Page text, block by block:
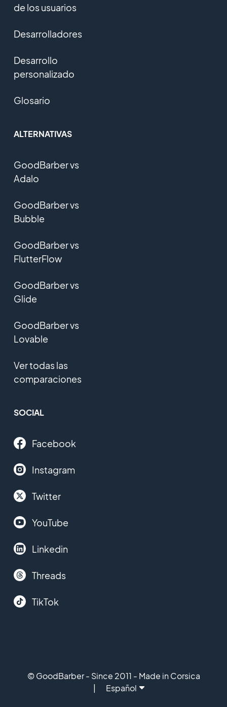
de los usuarios
Desarrolladores
Desarrollo
personalizado
Glosario
ALTERNATIVAS
GoodBarber vs
Adalo
GoodBarber vs
Bubble
GoodBarber vs
FlutterFlow
GoodBarber vs
Glide
GoodBarber vs
Lovable
Ver todas las
comparaciones
SOCIAL
Facebook
Instagram
Twitter
YouTube
Linkedin
Threads
TikTok
© GoodBarber - Since 2011 - Made in Corsica
Español